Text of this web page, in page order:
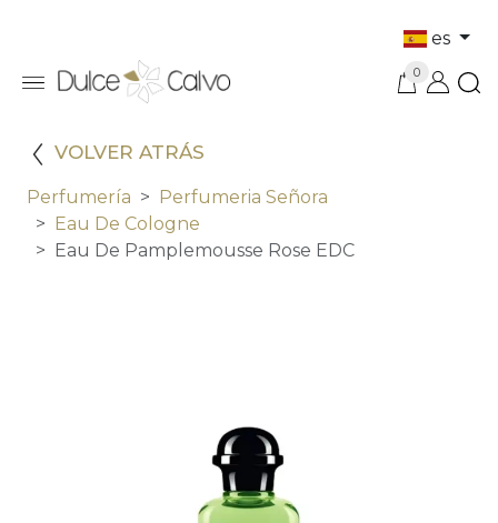
es
0
VOLVER ATRÁS
Perfumería
Perfumeria Señora
Eau De Cologne
Eau De Pamplemousse Rose EDC